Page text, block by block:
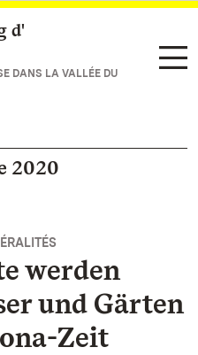
d'
DANS LA VALLÉE DU
2020
werden
und Gärten
Zeit